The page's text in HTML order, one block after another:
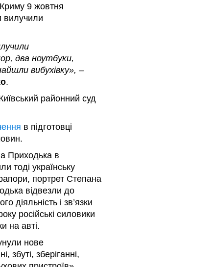
9 жовтня
вилучили
два ноутбуки,
вибухівку», –
.
районний суд
в підготовці
Приходька в
тоді українську
портрет Степана
відвезли до
діяльність і зв’язки
російські силовики
на авті.
нове
збуті, зберіганні,